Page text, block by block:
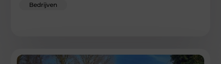
Bedrijven